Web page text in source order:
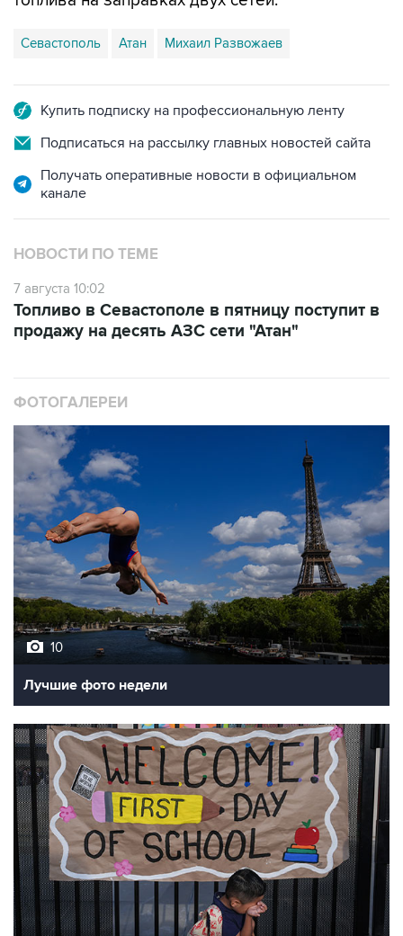
Севастополь Атан Михаил Развожаев
Купить подписку на профессиональную ленту
Подписаться на рассылку главных новостей сайта
Получать оперативные новости в официальном
канале
НОВОСТИ ПО ТЕМЕ
7 августа 10:02
Топливо в Севастополе в пятницу поступит в
продажу на десять АЗС сети "Атан"
ФОТОГАЛЕРЕИ
10
Лучшие фото недели